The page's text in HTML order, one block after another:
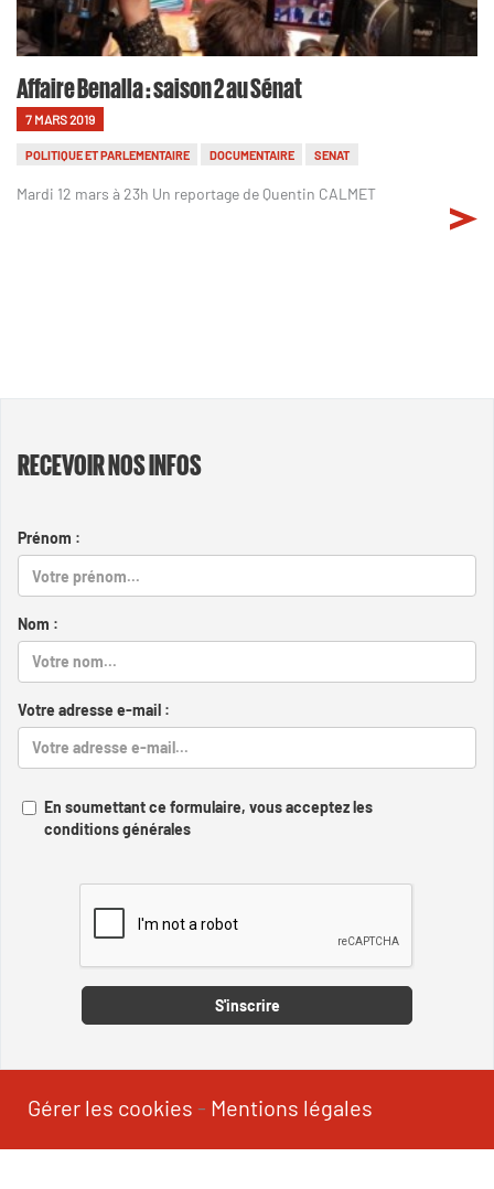
Affaire Benalla : saison 2 au Sénat
7 MARS 2019
POLITIQUE ET PARLEMENTAIRE DOCUMENTAIRE SENAT
Mardi 12 mars à 23h Un reportage de Quentin CALMET
RECEVOIR NOS INFOS
Prénom :
Nom :
Votre adresse e-mail :
En soumettant ce formulaire, vous acceptez les
conditions générales
S'inscrire
Gérer les cookies - Mentions légales